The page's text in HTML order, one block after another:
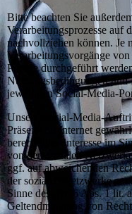
Bitte beachten Sie
Verarbeitungsprozesse auf
nachvollziehen können. Je
Verarbeitungsvorgänge
Portale durchgeführt
Nutzungsbedingungen und
jeweiligen Social-Media-
Unsere Social-Media-
Präsenz im Internet
berechtigtes Interesse im
von den sozialen
ggf. auf abweichenden
der sozialen Netzwerke
Sinne des Art. 6 Abs. 1 lit.
Geltendmachung von